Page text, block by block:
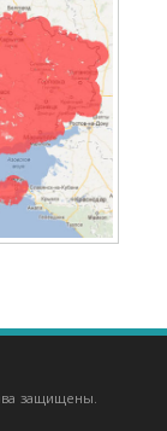
защищены.